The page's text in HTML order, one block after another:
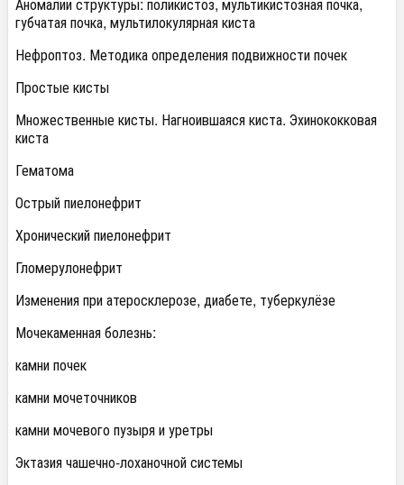
Аномалии структуры: поликистоз, мультикистозная почка,
губчатая почка, мультилокулярная киста
Нефроптоз. Методика определения подвижности почек
Простые кисты
Множественные кисты. Нагноившаяся киста. Эхинококковая
киста
Гематома
Острый пиелонефрит
Хронический пиелонефрит
Гломерулонефрит
Изменения при атеросклерозе, диабете, туберкулёзе
Мочекаменная болезнь:
камни почек
камни мочеточников
камни мочевого пузыря и уретры
Эктазия чашечно-лоханочной системы